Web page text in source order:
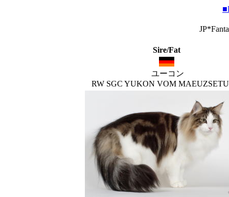
Sire/Fat
ユーコン
RW SGC YUKON VOM